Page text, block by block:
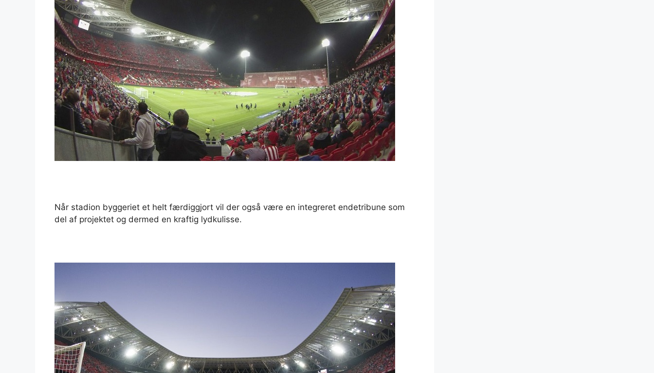
Når stadion byggeriet et helt færdiggjort vil der også være en integreret endetribune som
del af projektet og dermed en kraftig lydkulisse.